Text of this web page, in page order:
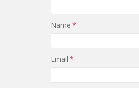
Name *
Email *